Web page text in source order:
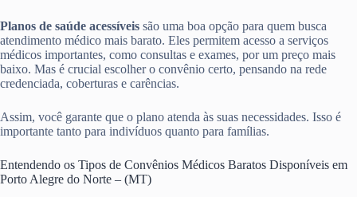
Planos de saúde acessíveis são uma boa opção para quem busca
atendimento médico mais barato. Eles permitem acesso a serviços
médicos importantes, como consultas e exames, por um preço mais
baixo. Mas é crucial escolher o convênio certo, pensando na rede
credenciada, coberturas e carências.
Assim, você garante que o plano atenda às suas necessidades. Isso é
importante tanto para indivíduos quanto para famílias.
Entendendo os Tipos de Convênios Médicos Baratos Disponíveis em
Porto Alegre do Norte – (MT)